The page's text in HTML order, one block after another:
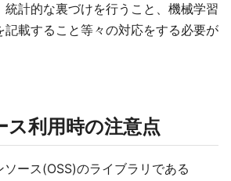
統計的な裏づけを行うこと、機械学習
記載すること等々の対応をする必要が
ス利用時の注意点
ース(OSS)のライブラリである